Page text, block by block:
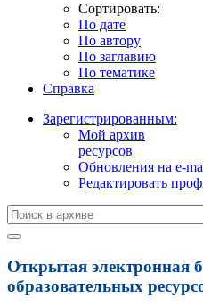
Сортировать:
По дате
По автору
По заглавию
По тематике
Справка
Зарегистрированным:
Мой архив
ресурсов
Обновления на e-
Редактировать
Открытая электронная
образовательных